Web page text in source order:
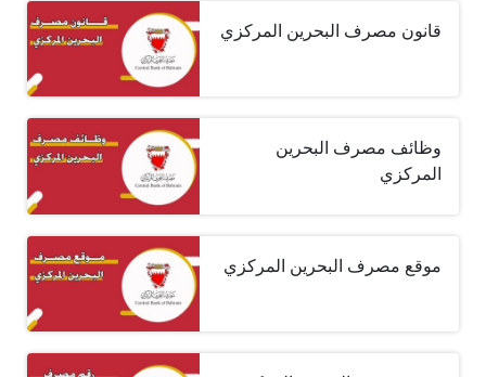
قانون مصرف البحرين المركزي
وظائف مصرف البحرين
المركزي
موقع مصرف البحرين المركزي